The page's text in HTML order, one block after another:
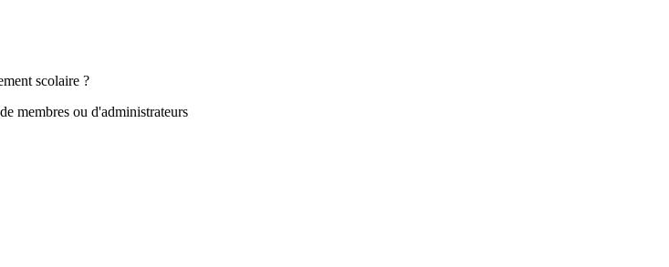
scolaire ?
membres ou d'administrateurs